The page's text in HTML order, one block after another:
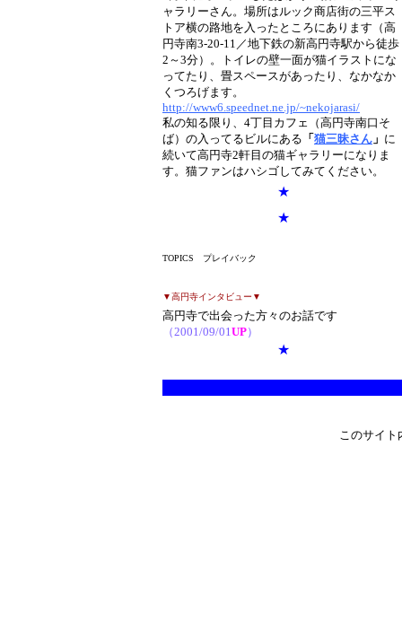
ャラリーさん。場所はルック商店街の三平ス
トア横の路地を入ったところにあります（高
円寺南3-20-11／地下鉄の新高円寺駅から徒歩
2～3分）。トイレの壁一面が猫イラストにな
ってたり、畳スペースがあったり、なかなか
くつろげます。
http://www6.speednet.ne.jp/~nekojarasi/
私の知る限り、4丁目カフェ（高円寺南口そ
ば）の入ってるビルにある 「 猫三昧さん 」 に
続いて高円寺2軒目の猫ギャラリーになりま
す。猫ファンはハシゴしてみてください。
★
★
TOPICS プレイバック
▼高円寺インタビュー▼
高円寺で出会った方々のお話です
（2001/09/01UP）
★
このサイト